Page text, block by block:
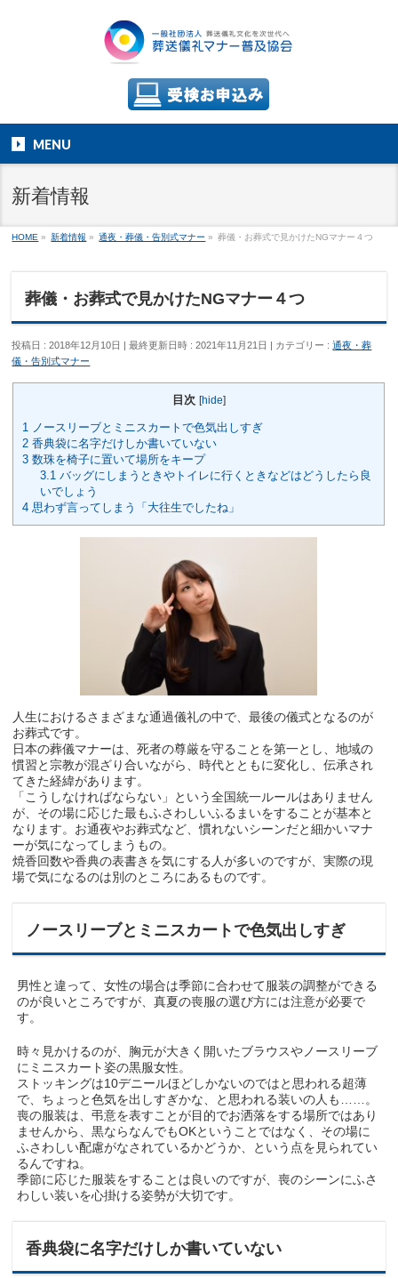
MENU
新着情報
HOME » 新着情報 » 通夜・葬儀・告別式マナー » 葬儀・お葬式で見かけたNGマナー４つ
葬儀・お葬式で見かけたNGマナー４つ
投稿日 : 2018年12月10日 最終更新日時 : 2021年11月21日 カテゴリー :通夜・葬
儀・告別式マナー
目次 [hide]
1 ノースリーブとミニスカートで色気出しすぎ
2 香典袋に名字だけしか書いていない
3 数珠を椅子に置いて場所をキープ
3.1 バッグにしまうときやトイレに行くときなどはどうしたら良
いでしょう
4 思わず言ってしまう「大往生でしたね」
人生におけるさまざまな通過儀礼の中で、最後の儀式となるのが
お葬式です。
日本の葬儀マナーは、死者の尊厳を守ることを第一とし、地域の
慣習と宗教が混ざり合いながら、時代とともに変化し、伝承され
てきた経緯があります。
「こうしなければならない」という全国統一ルールはありません
が、その場に応じた最もふさわしいふるまいをすることが基本と
なります。お通夜やお葬式など、慣れないシーンだと細かいマナ
ーが気になってしまうもの。
焼香回数や香典の表書きを気にする人が多いのですが、実際の現
場で気になるのは別のところにあるものです。
ノースリーブとミニスカートで色気出しすぎ
男性と違って、女性の場合は季節に合わせて服装の調整ができる
のが良いところですが、真夏の喪服の選び方には注意が必要で
す。
時々見かけるのが、胸元が大きく開いたブラウスやノースリーブ
にミニスカート姿の黒服女性。
ストッキングは10デニールほどしかないのではと思われる超薄
で、ちょっと色気を出しすぎかな、と思われる装いの人も……。
喪の服装は、弔意を表すことが目的でお洒落をする場所ではあり
ませんから、黒ならなんでもOKということではなく、その場に
ふさわしい配慮がなされているかどうか、という点を見られてい
るんですね。
季節に応じた服装をすることは良いのですが、喪のシーンにふさ
わしい装いを心掛ける姿勢が大切です。
香典袋に名字だけしか書いていない